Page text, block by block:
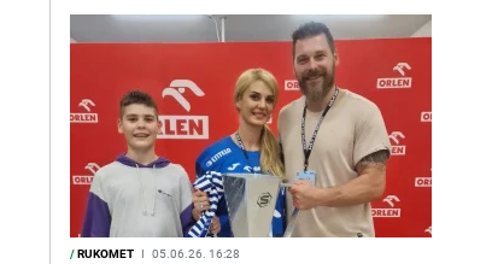
/RUKOMET I 05.06.26. 16:28